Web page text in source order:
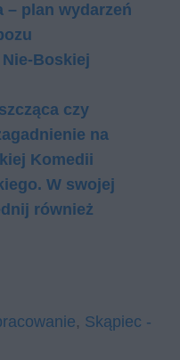
– plan wydarzeń
Boskiej
czy
na
Komedii
W swojej
również
, Skąpiec -